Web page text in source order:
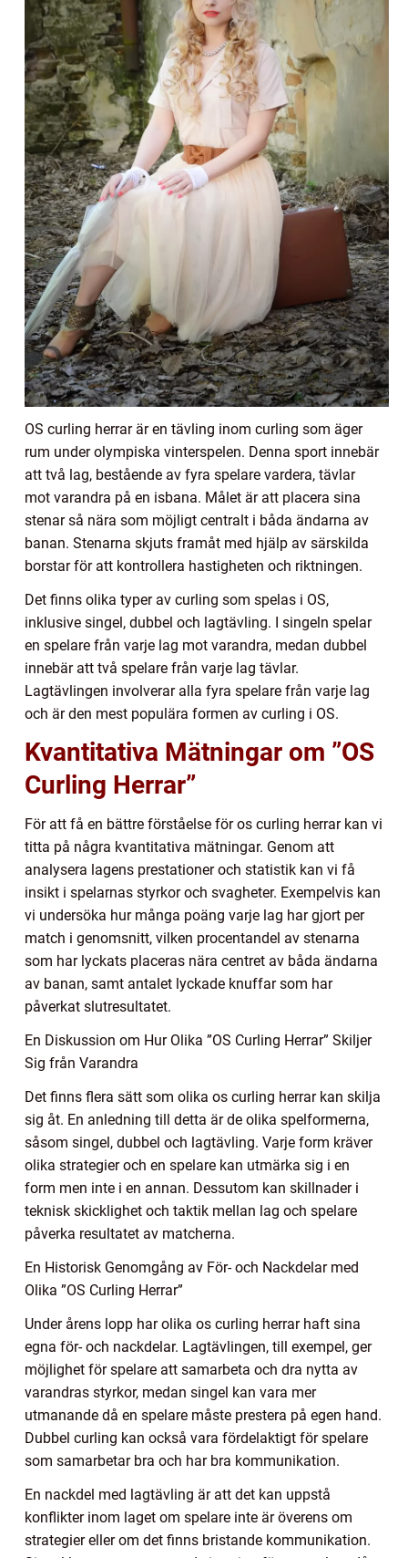
OS curling herrar är en tävling inom curling som äger
rum under olympiska vinterspelen. Denna sport innebär
att två lag, bestående av fyra spelare vardera, tävlar
mot varandra på en isbana. Målet är att placera sina
stenar så nära som möjligt centralt i båda ändarna av
banan. Stenarna skjuts framåt med hjälp av särskilda
borstar för att kontrollera hastigheten och riktningen.
Det finns olika typer av curling som spelas i OS,
inklusive singel, dubbel och lagtävling. I singeln spelar
en spelare från varje lag mot varandra, medan dubbel
innebär att två spelare från varje lag tävlar.
Lagtävlingen involverar alla fyra spelare från varje lag
och är den mest populära formen av curling i OS.
Kvantitativa Mätningar om ”OS
Curling Herrar”
För att få en bättre förståelse för os curling herrar kan vi
titta på några kvantitativa mätningar. Genom att
analysera lagens prestationer och statistik kan vi få
insikt i spelarnas styrkor och svagheter. Exempelvis kan
vi undersöka hur många poäng varje lag har gjort per
match i genomsnitt, vilken procentandel av stenarna
som har lyckats placeras nära centret av båda ändarna
av banan, samt antalet lyckade knuffar som har
påverkat slutresultatet.
En Diskussion om Hur Olika ”OS Curling Herrar” Skiljer
Sig från Varandra
Det finns flera sätt som olika os curling herrar kan skilja
sig åt. En anledning till detta är de olika spelformerna,
såsom singel, dubbel och lagtävling. Varje form kräver
olika strategier och en spelare kan utmärka sig i en
form men inte i en annan. Dessutom kan skillnader i
teknisk skicklighet och taktik mellan lag och spelare
påverka resultatet av matcherna.
En Historisk Genomgång av För- och Nackdelar med
Olika ”OS Curling Herrar”
Under årens lopp har olika os curling herrar haft sina
egna för- och nackdelar. Lagtävlingen, till exempel, ger
möjlighet för spelare att samarbeta och dra nytta av
varandras styrkor, medan singel kan vara mer
utmanande då en spelare måste prestera på egen hand.
Dubbel curling kan också vara fördelaktigt för spelare
som samarbetar bra och har bra kommunikation.
En nackdel med lagtävling är att det kan uppstå
konflikter inom laget om spelare inte är överens om
strategier eller om det finns bristande kommunikation.